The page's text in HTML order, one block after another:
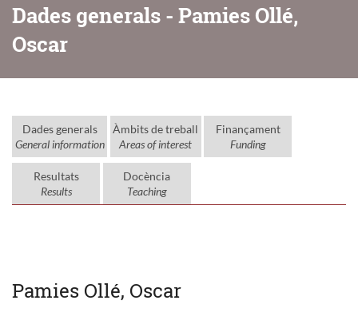
Dades generals - Pamies Ollé,
Oscar
Dades generals
General information
Àmbits de treball
Areas of interest
Finançament
Funding
Resultats
Results
Docència
Teaching
Pamies Ollé, Oscar